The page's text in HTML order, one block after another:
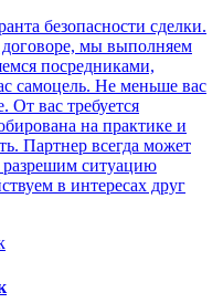
безопасности сделки.
договоре, мы выполняем
посредниками,
самоцель. Не меньше вас
От вас требуется
на практике и
Партнер всегда может
ситуацию
в интересах друг